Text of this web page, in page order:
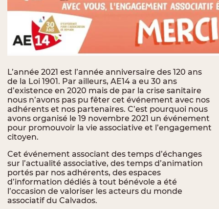
L’année 2021 est l’année anniversaire des 120 ans
de la Loi 1901. Par ailleurs, AE14 a eu 30 ans
d’existence en 2020 mais de par la crise sanitaire
nous n’avons pas pu fêter cet événement avec nos
adhérents et nos partenaires. C’est pourquoi nous
avons organisé le 19 novembre 2021 un événement
pour promouvoir la vie associative et l’engagement
citoyen.
Cet événement associant des temps d’échanges
sur l’actualité associative, des temps d’animation
portés par nos adhérents, des espaces
d’information dédiés à tout bénévole a été
l’occasion de valoriser les acteurs du monde
associatif du Calvados.